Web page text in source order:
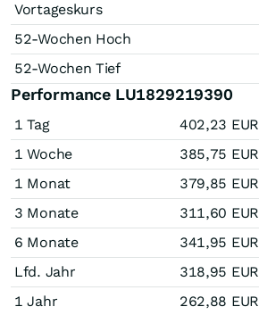
Vortageskurs
52-Wochen Hoch
52-Wochen Tief
Performance LU1829219390
1 Tag 402,23 EUR
1 Woche
385,75 EUR
1 Monat
379,85 EUR
3 Monate
311,60 EUR
6 Monate
341,95 EUR
Lfd. Jahr
318,95 EUR
1 Jahr
262,88 EUR